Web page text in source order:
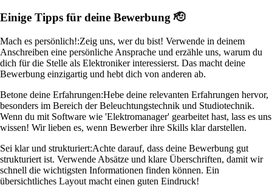
Einige Tipps für deine Bewerbung 🫡
Mach es persönlich!:Zeig uns, wer du bist! Verwende in deinem
Anschreiben eine persönliche Ansprache und erzähle uns, warum du
dich für die Stelle als Elektroniker interessierst. Das macht deine
Bewerbung einzigartig und hebt dich von anderen ab.
Betone deine Erfahrungen:Hebe deine relevanten Erfahrungen hervor,
besonders im Bereich der Beleuchtungstechnik und Studiotechnik.
Wenn du mit Software wie 'Elektromanager' gearbeitet hast, lass es uns
wissen! Wir lieben es, wenn Bewerber ihre Skills klar darstellen.
Sei klar und strukturiert:Achte darauf, dass deine Bewerbung gut
strukturiert ist. Verwende Absätze und klare Überschriften, damit wir
schnell die wichtigsten Informationen finden können. Ein
übersichtliches Layout macht einen guten Eindruck!